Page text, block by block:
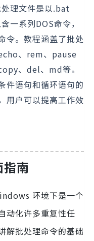
理文件是以.bat
一系列DOS命令，
令。教程涵盖了批处
、rem、pause
、del、md等。
件语句和循环语句的
用户可以提高工作效
南
环境下是一个
动化许多重复性任
解批处理命令的基础